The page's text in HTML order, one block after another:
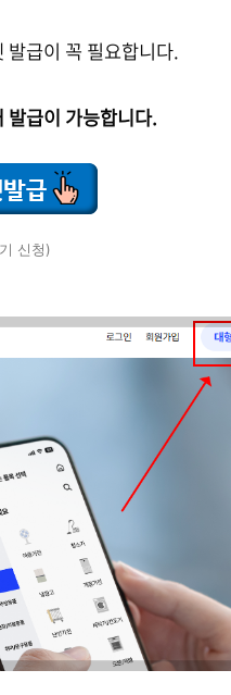
급이 꼭 필요합니다.
발급이 가능합니다.
신청)